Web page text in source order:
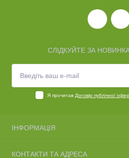
СЛІДКУЙТЕ ЗА
Я прочитав Договір публічної
ІНФОРМАЦІЯ
КОНТАКТИ ТА АДРЕСА